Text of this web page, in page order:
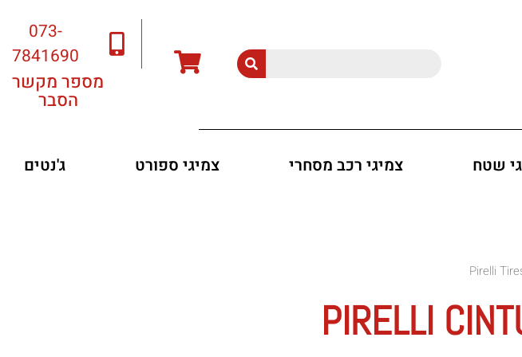
073-
7841690
מספר מקשר
הסבר
שטח צמיגי רכב מסחרי צמיגי ספורט ג'נטים
PIRELLI